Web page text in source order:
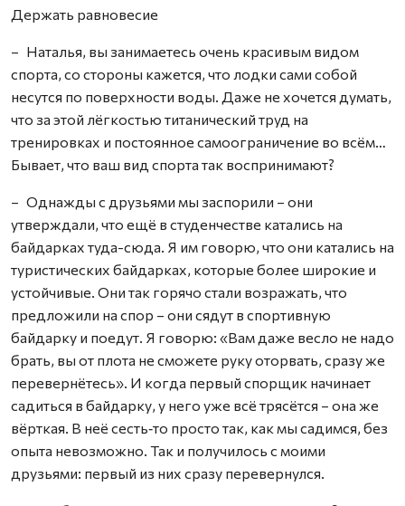
Держать равновесие
– Наталья, вы занимаетесь очень красивым видом
спорта, со стороны кажется, что лодки сами собой
несутся по поверхности воды. Даже не хочется думать,
что за этой лёгкостью титанический труд на
тренировках и постоянное самоограничение во всём…
Бывает, что ваш вид спорта так воспринимают?
– Однажды с друзьями мы заспорили – они
утверждали, что ещё в студенчестве катались на
байдарках туда-сюда. Я им говорю, что они катались на
туристических байдарках, которые более широкие и
устойчивые. Они так горячо стали возражать, что
предложили на спор – они сядут в спортивную
байдарку и поедут. Я говорю: «Вам даже весло не надо
брать, вы от плота не сможете руку оторвать, сразу же
перевернётесь». И когда первый спорщик начинает
садиться в байдарку, у него уже всё трясётся – она же
вёрткая. В неё сесть‑то просто так, как мы садимся, без
опыта невозможно. Так и получилось с моими
друзьями: первый из них сразу перевернулся.